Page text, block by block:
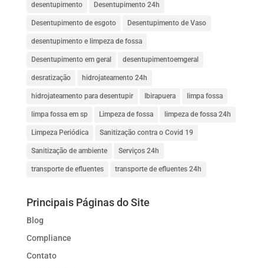
desentupimento Desentupimento 24h
Desentupimento de esgoto Desentupimento de Vaso
desentupimento e limpeza de fossa
Desentupimento em geral desentupimentoemgeral
desratização hidrojateamento 24h
hidrojateamento para desentupir Ibirapuera limpa fossa
limpa fossa em sp Limpeza de fossa limpeza de fossa 24h
Limpeza Periódica Sanitização contra o Covid 19
Sanitização de ambiente Serviços 24h
transporte de efluentes transporte de efluentes 24h
Principais Páginas do Site
Blog
Compliance
Contato